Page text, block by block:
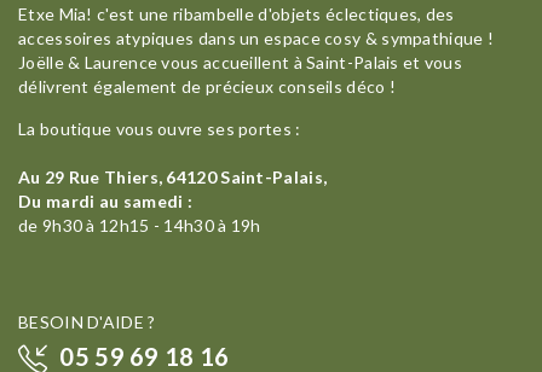
Etxe Mia! c'est une ribambelle d'objets éclectiques, des
accessoires atypiques dans un espace cosy & sympathique !
Joëlle & Laurence vous accueillent à Saint-Palais et vous
délivrent également de précieux conseils déco !
La boutique vous ouvre ses portes :
Au 29 Rue Thiers, 64120 Saint-Palais,
Du mardi au samedi :
de 9h30 à 12h15 - 14h30 à 19h
BESOIN D'AIDE ?
05 59 69 18 16